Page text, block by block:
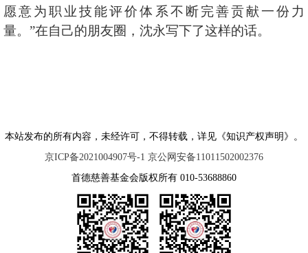
愿意为职业技能评价体系不断完善贡献一份力
量。”在自己的朋友圈，沈永写下了这样的话。
本站发布的所有内容，未经许可，不得转载，详见《知识产权声明》。
京ICP备2021004907号-1 京公网安备11011502002376
首德慈善基金会版权所有 010-53688860